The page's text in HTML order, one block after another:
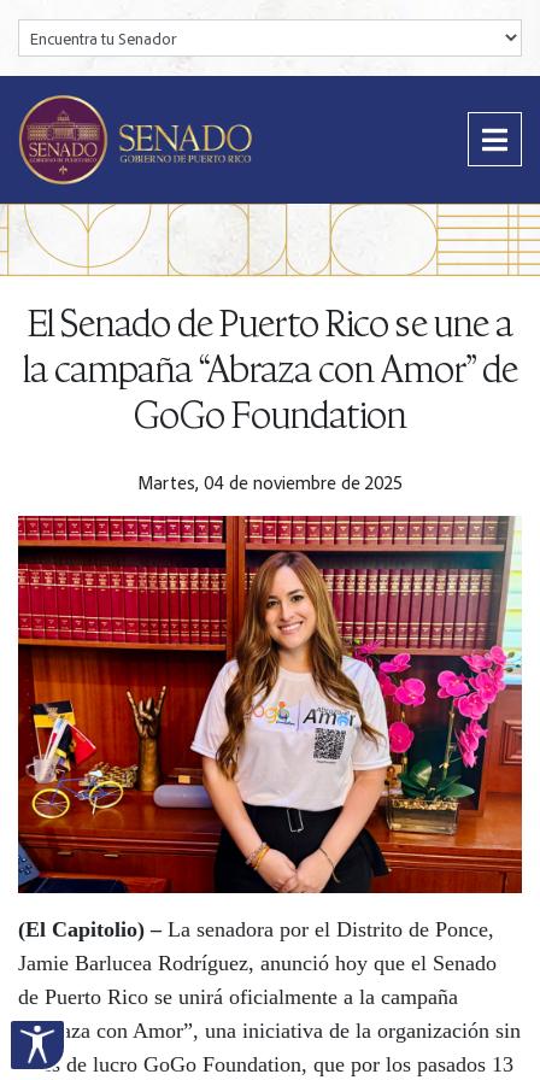
Encuentra tu Senador:
El Senado de Puerto Rico se une a
la campaña “Abraza con Amor” de
GoGo Foundation
Martes, 04 de noviembre de 2025
(El Capitolio) –La senadora por el Distrito de Ponce,
Jamie Barlucea Rodríguez, anunció hoy que el Senado
de Puerto Rico se unirá oficialmente a la campaña
“Abraza con Amor”, una iniciativa de la organización sin
fines de lucro GoGo Foundation, que por los pasados 13